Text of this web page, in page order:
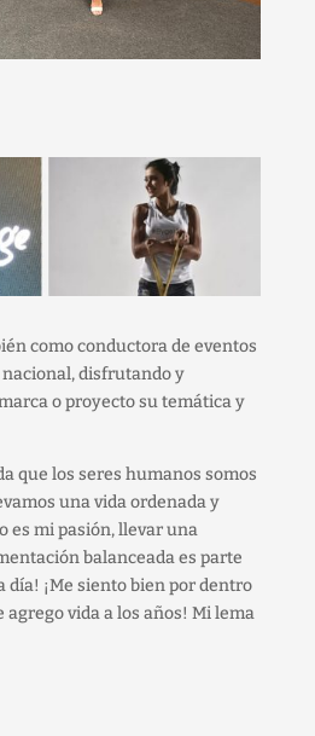
como conductora de eventos
disfrutando y
o proyecto su temática y
que los seres humanos somos
una vida ordenada y
es mi pasión, llevar una
balanceada es parte
día! ¡Me siento bien por dentro
vida a los años! Mi lema